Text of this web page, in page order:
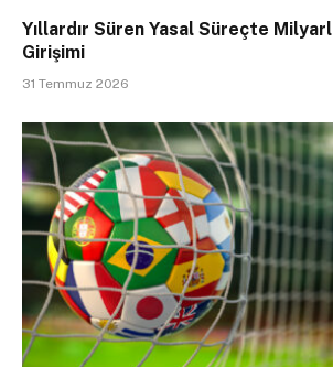
Yıllardır Süren Yasal Süreçte
Girişimi
31 Temmuz 2026